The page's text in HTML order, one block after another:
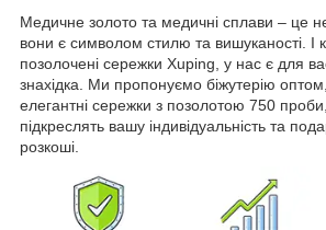
Медичне золото та медичні сплави – це
вони є символом стилю та вишуканості. І
позолочені сережки Xuping, у нас є для
знахідка. Ми пропонуємо біжутерію
елегантні сережки з позолотою 750
підкреслять вашу індивідуальність та
розкоші.